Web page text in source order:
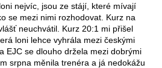
nejvíc, jsou ze stájí, které mívají
se mezi nimi rozhodovat. Kurz na
neuchvátil. Kurz 20:1 mi přišel
loni lehce vyhrála mezi českými
EJC se dlouho držela mezi dobrými
srpna měnila trenéra a já nedokážu